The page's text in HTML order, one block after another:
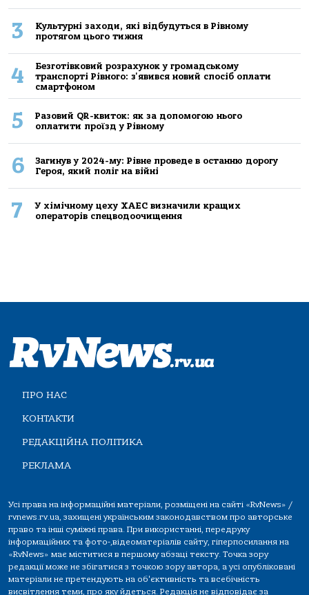
3
Культурні заходи, які відбудуться в Рівному
протягом цього тижня
4
Безготівковий розрахунок у громадському
транспорті Рівного: з'явився новий спосіб оплати
смартфоном
5
Разовий QR-квиток: як за допомогою нього
оплатити проїзд у Рівному
6
Загинув у 2024-му: Рівне проведе в останню дорогу
Героя, який поліг на війні
7
У хімічному цеху ХАЕС визначили кращих
операторів спецводоочищення
ПРО НАС
КОНТАКТИ
РЕДАКЦІЙНА ПОЛІТИКА
РЕКЛАМА
Усі права на інформаційні матеріали, розміщені на сайті «RvNews» /
rvnews.rv.ua, захищені українським законодавством про авторське
право та інші суміжні права. При використанні, передруку
інформаційних та фото-,відеоматеріалів сайту, гіперпосилання на
«RvNews» має міститися в першому абзаці тексту. Точка зору
редакції може не збігатися з точкою зору автора, а усі опубліковані
матеріали не претендують на об'єктивність та всебічність
висвітлення теми, про яку йдеться. Редакція не відповідає за